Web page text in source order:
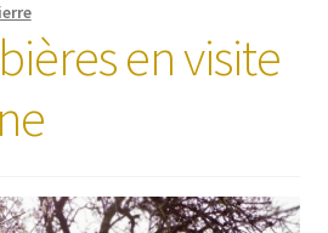
en visite